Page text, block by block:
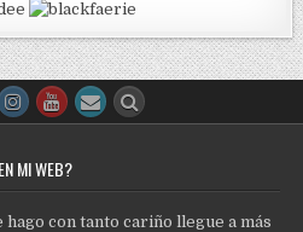
MI WEB?
hago con tanto cariño llegue a más